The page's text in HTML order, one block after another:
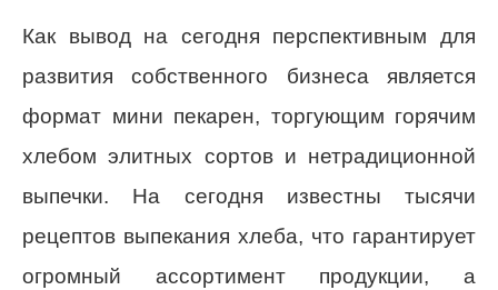
Как вывод на сегодня перспективным для
развития собственного бизнеса является
формат мини пекарен, торгующим горячим
хлебом элитных сортов и нетрадиционной
выпечки. На сегодня известны тысячи
рецептов выпекания хлеба, что гарантирует
огромный ассортимент продукции, а